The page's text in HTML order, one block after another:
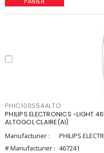
PHIC100S54ALTO
PHILIPS ELECTRONICS -LIGHT
ALTOGOL CLAIRE(AI)
Manufacturier :
PHILIPS
# Manufacturier : 467241